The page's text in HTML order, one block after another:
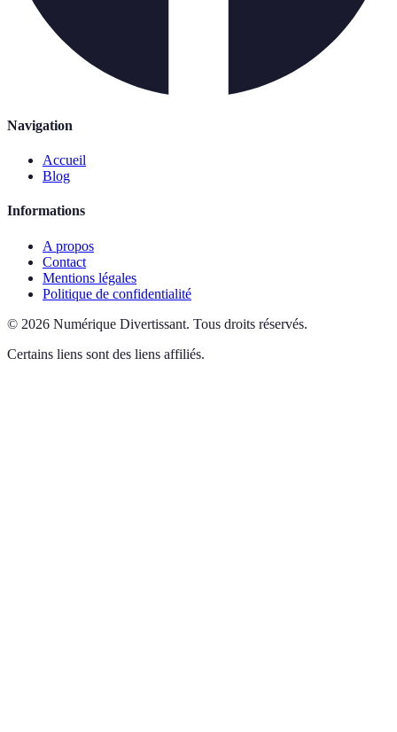
Navigation
Accueil
Blog
Informations
A propos
Contact
Mentions légales
Politique de confidentialité
© 2026 Numérique Divertissant. Tous droits réservés.
Certains liens sont des liens affiliés.